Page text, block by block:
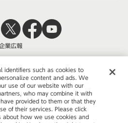
会社オカムラ
業広報
identifiers such as cookies to
content and ads. We
use of our website with our
who may combine it with
provided to them or that they
of their services. Please click
about how we use cookies and